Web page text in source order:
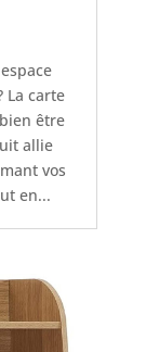
La carte
être
allie
vos
en...